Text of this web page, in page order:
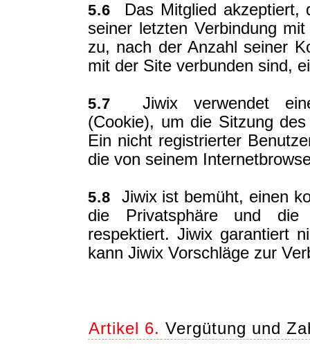
5.6 Das Mitglied akzeptiert,
seiner letzten Verbindung
zu, nach der Anzahl seiner
mit der Site verbunden sind,
5.7 Jiwix verwendet
(Cookie), um die Sitzung
Ein nicht registrierter
die von seinem
5.8 Jiwix ist bemüht, einen
die Privatsphäre und die
respektiert. Jiwix garantiert
kann Jiwix Vorschläge zur
Artikel 6. Vergütung und